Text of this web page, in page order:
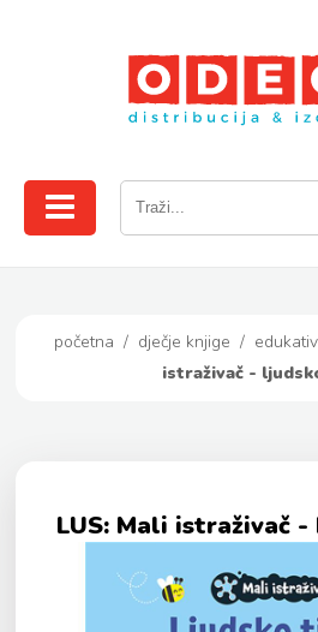
početna / dječje knjige /
istraživač -
LUS: Mali istraživač